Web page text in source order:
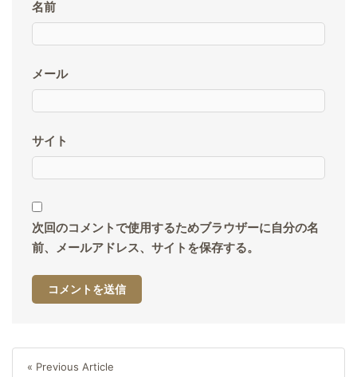
名前
メール
サイト
次回のコメントで使用するためブラウザーに自分の名
前、メールアドレス、サイトを保存する。
Previous
« Previous Article